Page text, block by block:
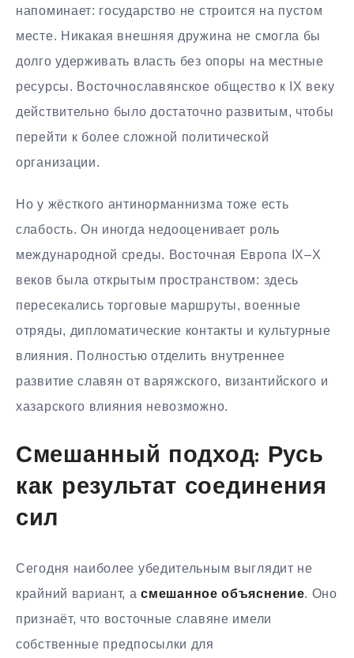
напоминает: государство не строится на пустом
месте. Никакая внешняя дружина не смогла бы
долго удерживать власть без опоры на местные
ресурсы. Восточнославянское общество к IX веку
действительно было достаточно развитым, чтобы
перейти к более сложной политической
организации.
Но у жёсткого антинорманнизма тоже есть
слабость. Он иногда недооценивает роль
международной среды. Восточная Европа IX–X
веков была открытым пространством: здесь
пересекались торговые маршруты, военные
отряды, дипломатические контакты и культурные
влияния. Полностью отделить внутреннее
развитие славян от варяжского, византийского и
хазарского влияния невозможно.
Смешанный подход: Русь
как результат соединения
сил
Сегодня наиболее убедительным выглядит не
крайний вариант, асмешанное объяснение. Оно
признаёт, что восточные славяне имели
собственные предпосылки для